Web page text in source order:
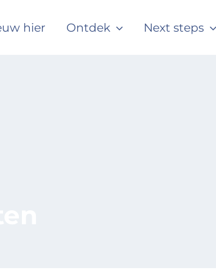
hier Ontdek Next steps